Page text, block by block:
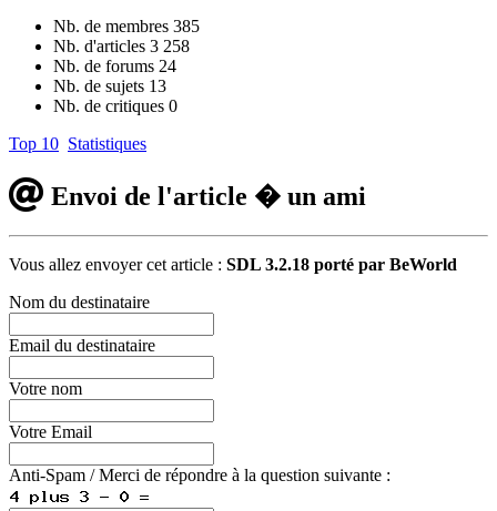
Nb. de membres 385
Nb. d'articles 3 258
Nb. de forums 24
Nb. de sujets 13
Nb. de critiques 0
Top 10 Statistiques
Envoi de l'article � un ami
Vous allez envoyer cet article : SDL 3.2.18 porté par BeWorld
Nom du destinataire
Email du destinataire
Votre nom
Votre Email
Anti-Spam / Merci de répondre à la question suivante :